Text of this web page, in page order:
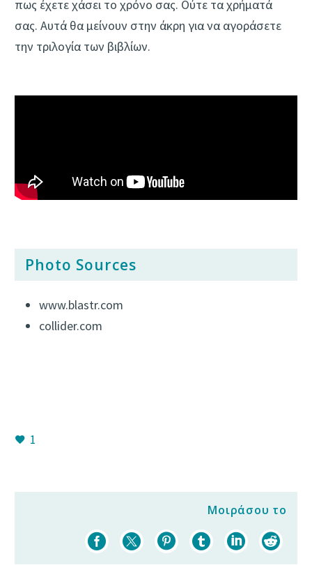
πως έχετε χάσει το χρόνο σας. Ούτε τα χρήματά
σας. Αυτά θα μείνουν στην άκρη για να αγοράσετε
την τριλογία των βιβλίων.
Photo Sources
www.blastr.com
collider.com
1
Μοιράσου το